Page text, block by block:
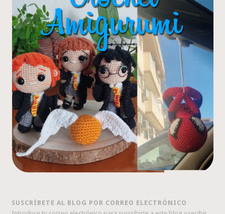
SUSCRÍBETE AL BLOG POR CORREO ELECTRÓNICO